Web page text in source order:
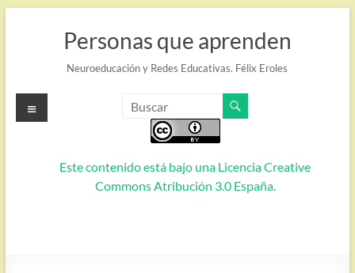
Personas que aprenden
Neuroeducación y Redes Educativas. Félix Eroles
Este contenido está bajo una Licencia Creative
Commons Atribución 3.0 España.
Menú